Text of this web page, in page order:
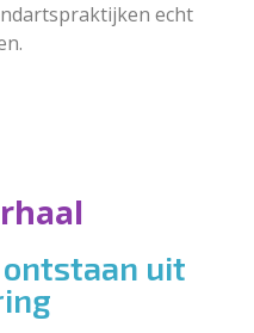
echt
ontstaan uit